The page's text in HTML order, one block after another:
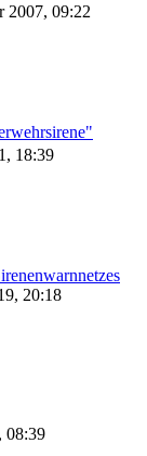
2007, 09:22
18:39
20:18
08:39